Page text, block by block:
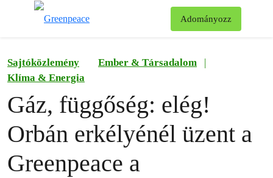
Adományozz
Sajtóközlemény Ember & Társadalom
|
Klíma & Energia
Gáz, függőség: elég!
Orbán erkélyénél üzent a
Greenpeace a